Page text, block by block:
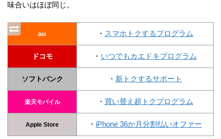
味合いはほぼ同じ。
au ・ スマホトクするプログラム
ドコモ ・ いつでもカエドキプログラム
ソフトバンク ・ 新トクするサポート
楽天モバイル ・ 買い替え超トクプログラム
Apple Store ・ iPhone 36か月分割払いオファー